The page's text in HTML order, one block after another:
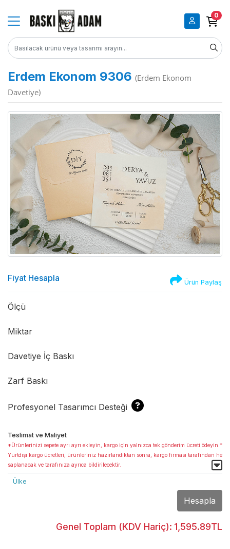
0
Erdem Ekonom 9306 (Erdem Ekonom
Davetiye)
Fiyat Hesapla Ürün Paylaş
Ölçü
Miktar
Davetiye İç Baskı
Zarf Baskı
Profesyonel Tasarımcı Desteği
Teslimat ve Maliyet
*Ürünlerinizi sepete ayrı ayrı ekleyin, kargo için yalnızca tek gönderim ücreti ödeyin.*
Yurtdışı kargo ücretleri, ürünleriniz hazırlandıktan sonra, kargo firması tarafından he
saplanacak ve tarafınıza ayrıca bildirilecektir.
Ülke
Hesapla
Genel Toplam (KDV Hariç): 1,595.89TL